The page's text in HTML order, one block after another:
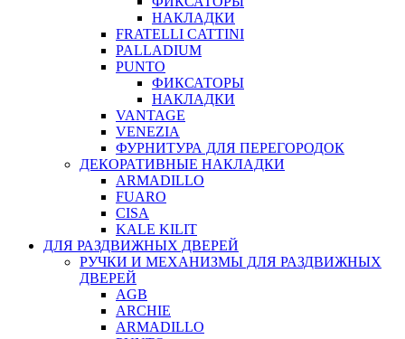
НАКЛАДКИ
FRATELLI CATTINI
PALLADIUM
PUNTO
ФИКСАТОРЫ
НАКЛАДКИ
VANTAGE
VENEZIA
ФУРНИТУРА ДЛЯ ПЕРЕГОРОДОК
ДЕКОРАТИВНЫЕ НАКЛАДКИ
ARMADILLO
FUARO
CISA
KALE KILIT
ДЛЯ РАЗДВИЖНЫХ ДВЕРЕЙ
РУЧКИ И МЕХАНИЗМЫ ДЛЯ РАЗДВИЖНЫХ
ДВЕРЕЙ
AGB
ARCHIE
ARMADILLO